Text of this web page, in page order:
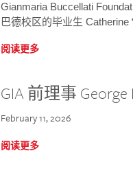
Gianmaria Buccellati
巴德校区的毕业生 Catherine
阅读更多
GIA 前理事
February 11, 2026
阅读更多